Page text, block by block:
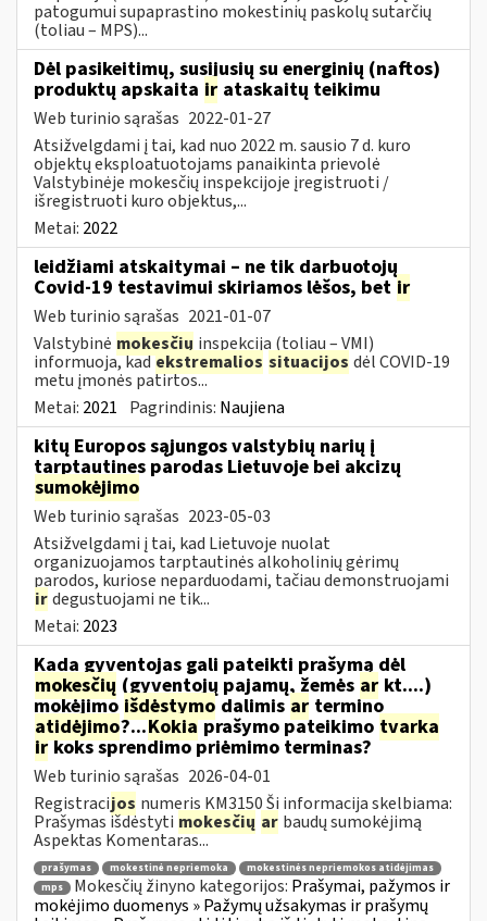
patogumui supaprastino mokestinių paskolų sutarčių
(toliau – MPS)...
Dėl pasikeitimų, susijusių su energinių (naftos)
produktų apskaita ir ataskaitų teikimu
Web turinio sąrašas 2022-01-27
Atsižvelgdami į tai, kad nuo 2022 m. sausio 7 d. kuro
objektų eksploatuotojams panaikinta prievolė
Valstybinėje mokesčių inspekcijoje įregistruoti /
išregistruoti kuro objektus,...
Metai: 2022
leidžiami atskaitymai – ne tik darbuotojų
Covid-19 testavimui skiriamos lėšos, bet ir
Web turinio sąrašas 2021-01-07
Valstybinė mokesčių inspekcija (toliau – VMI)
informuoja, kadekstremalios situacijos dėl COVID-19
metu įmonės patirtos...
Metai: 2021 Pagrindinis: Naujiena
kitų Europos sąjungos valstybių narių į
tarptautines parodas Lietuvoje bei akcizų
sumokėjimo
Web turinio sąrašas 2023-05-03
Atsižvelgdami į tai, kad Lietuvoje nuolat
organizuojamos tarptautinės alkoholinių gėrimų
parodos, kuriose neparduodami, tačiau demonstruojami
irdegustuojami ne tik...
Metai: 2023
Kada gyventojas gali pateikti prašymą dėl
mokesčių (gyventojų pajamų, žemės ar kt....)
mokėjimo išdėstymo dalimis ar termino
atidėjimo?...Kokiaprašymo pateikimo tvarka
irkoks sprendimo priėmimo terminas?
Web turinio sąrašas 2026-04-01
Registracijos numeris KM3150 Ši informacija skelbiama:
Prašymas išdėstyti mokesčių ar baudų sumokėjimą
Aspektas Komentaras...
prašymas mokestinė nepriemoka
mokestinės nepriemokos atidėjimas
mps
Mokesčių žinyno kategorijos: Prašymai, pažymos ir
mokėjimo duomenys » Pažymų užsakymas ir prašymų